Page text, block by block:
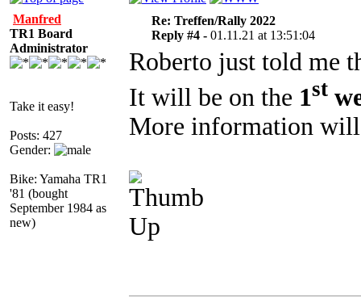
Manfred
TR1 Board
Administrator
Take it easy!
Posts: 427
Gender:
Bike: Yamaha TR1
'81 (bought
September 1984 as
new)
Re: Treffen/Rally 2022
Reply #4 - 01.11.21 at 13:51:04
Roberto just told me
It will be on the 1st
More information